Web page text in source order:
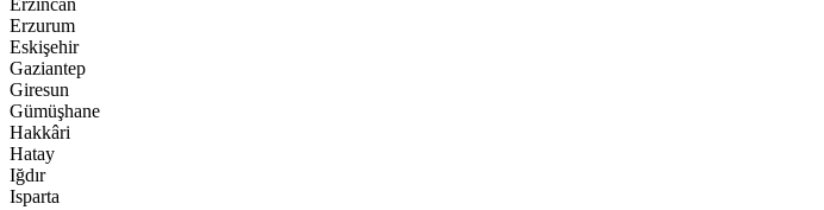
Erzincan
Erzurum
Eskişehir
Gaziantep
Giresun
Gümüşhane
Hakkâri
Hatay
Iğdır
Isparta